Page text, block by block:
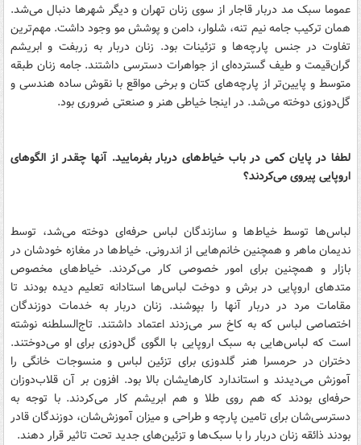
عموما سبک مد دربار قاجار از سوی زنان تهران و دیگر شهر‌ها دنبال می‌شد.‌‌
همان ترکیب جامه نیم تنه، شلوار، دامن و پوشش مو وجود داشت. مهم‌ترین
تفاوت در جنس پارچه‌ها و تزئینات بود. زنان دربار به زربفت و ابریشم
گران‌قیمت و طیف گسترده‌ای از جواهرات دسترسی داشتند. جامه زنان طبقه
متوسط و پایین‌تر از پارچه‌های کتان و برخی مواقع با نقوش ساده هندسی و
گل‌دوزی دوخته می‌شد. در اینجا خیاطی هنر و صنعتی ضروری بود.
لطفا در پایان کمی در باب خیاط‌های دربار بفرمایید. آنها چقدر از الگوهای
اروپایی پیروی می‌کردند؟
لباس‌ها توسط خیاط‌ها و سازندگان لباس حرفه‌ای دوخته می‌شد، توسط
ندیمان ماهر و همچنین خانم‌هایی از اندرونی. خیاط‌ها در مغازه خودشان در
بازار و همچنین برای امور خصوصی کار می‌کردند. خیاط‌های مخصوص
متد‌های اروپایی در برش و دوخت لباس‌ها استادانه تعلیم دیده بودند تا
مقامات مرد در دربار آنها را بپوشند. زنان دربار به خدمات دوزندگان
اختصاصی لباس که به کاخ سر می‌زدند اعتماد داشتند. تاج‌السلطنه نوشته
است که لباس‌هایی به سبک اروپایی با الگوی گل‌دوزی برای او می‌دوختند.
دختران در حرمسرا هنر گلدوزی برای تزئین لباس و منسوجات خانگی را
آموزش می‌دیدند و استاندارد کار‌هایشان بالا بود. افزون بر آن قلاب‌دوزان
حرفه‌ای بودند که هم روی طلا و هم ابریشم کار می‌کردند. با توجه به
دسترسی‌شان برای تامین پارچه و طراحی و میزان آموزش‌شان، دوزندگان قادر
بودند ذائقه زنان دربار را با سبک‌ها و تزئین‌های جدید تحت تاثیر قرار دهند.